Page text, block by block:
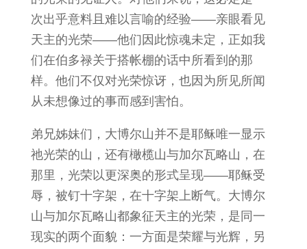
次出乎意料且难以言喻的经验——亲眼看见
天主的光荣——他们因此惊魂未定，正如我
们在伯多禄关于搭帐棚的话中所看到的那
样。他们不仅对光荣惊讶，也因为所见所闻
从未想像过的事而感到害怕。
弟兄姊妹们，大博尔山并不是耶稣唯一显示
祂光荣的山，还有橄榄山与加尔瓦略山，在
那里，光荣以更深奥的形式呈现——耶稣受
辱，被钉十字架，在十字架上断气。大博尔
山与加尔瓦略山都象征天主的光荣，是同一
现实的两个面貌：一方面是荣耀与光辉，另